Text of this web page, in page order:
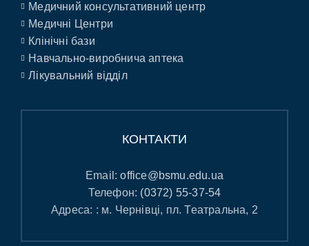
Медичний консультативний центр
Медичні Центри
Клінічні бази
Навчально-виробнича аптека
Лікувальний відділ
КОНТАКТИ
Email:office@bsmu.edu.ua
Телефон: (0372) 55-37-54
Адреса: : м. Чернівці, пл. Театральна, 2